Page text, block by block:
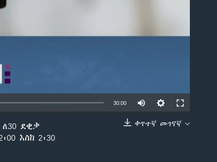
EMBED
30:00
ቀጥተኛ መገናኛ
ደቂቃ
እስከ 2፡30